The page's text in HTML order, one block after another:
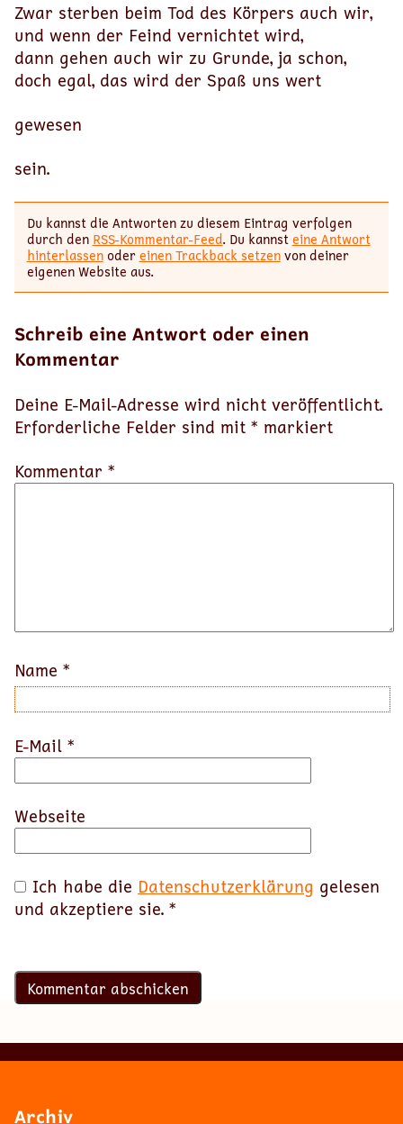
Zwar sterben beim Tod des Körpers auch wir,
und wenn der Feind vernichtet wird,
dann gehen auch wir zu Grunde, ja schon,
doch egal, das wird der Spaß uns wert
gewesen
sein.
Du kannst die Antworten zu diesem Eintrag verfolgen
durch den RSS-Kommentar-Feed. Du kannsteine Antwort
hinterlassenodereinen Trackback setzenvon deiner
eigenen Website aus.
Schreib eine Antwort oder einen
Kommentar
Deine E-Mail-Adresse wird nicht veröffentlicht.
Erforderliche Felder sind mit * markiert
Kommentar *
Name *
E-Mail *
Webseite
Ich habe die Datenschutzerklärung gelesen
und akzeptiere sie. *
Archiv